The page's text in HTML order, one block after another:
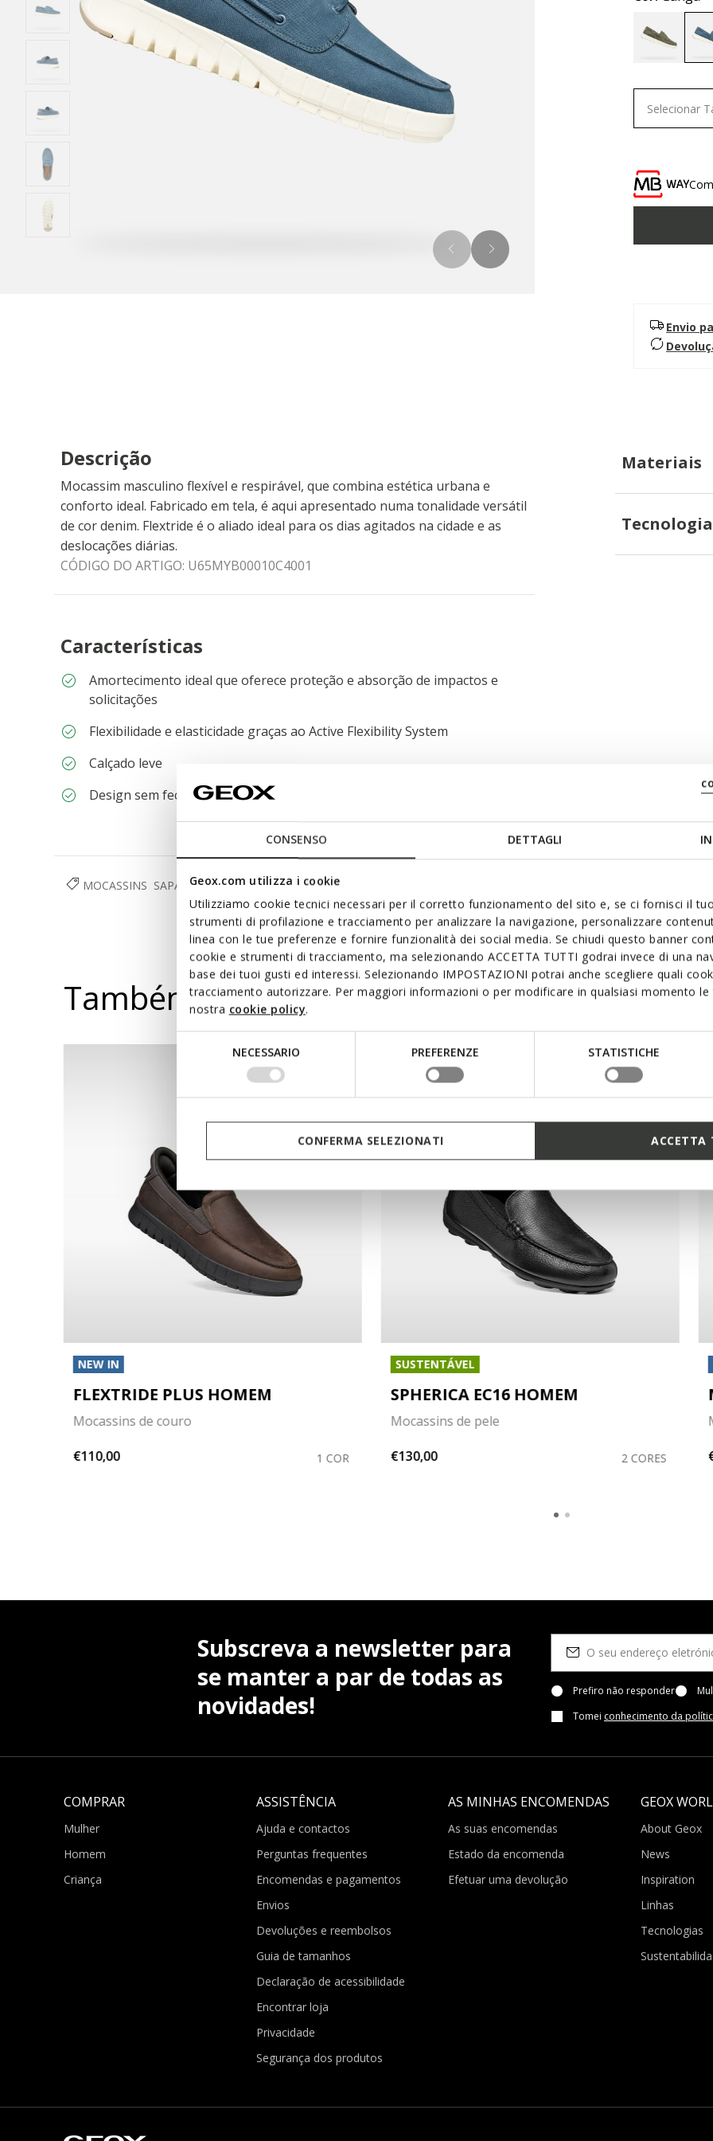
CONSENSO DETTAGLI
Geox.com utilizza i cookie
Utilizziamo cookie tecnici necessari per il corretto funzionamento del sito e, se ci fornisci il
strumenti di profilazione e tracciamento per analizzare la navigazione, personalizzare
linea con le tue preferenze e fornire funzionalità dei social media. Se chiudi questo banner
cookie e strumenti di tracciamento, ma selezionando ACCETTA TUTTI godrai invece di una
base dei tuoi gusti ed interessi. Selezionando IMPOSTAZIONI potrai anche scegliere quali
tracciamento autorizzare. Per maggiori informazioni o per modificare in qualsiasi momento
nostra cookie policy.
NECESSARIO PREFERENZE STATISTICHE
CONFERMA SELEZIONATI ACCETTA
Selecionar
Envio
Descrição
Mocassim masculino flexível e respirável, que combina estética urbana e
conforto ideal. Fabricado em tela, é aqui apresentado numa tonalidade versátil
de cor denim. Flextride é o aliado ideal para os dias agitados na cidade e as
deslocações diárias.
CÓDIGO DO ARTIGO: U65MYB00010C4001
Características
Amortecimento ideal que oferece proteção e absorção de impactos e
solicitações
Flexibilidade e elasticidade graças ao Active Flexibility System
Calçado leve
Design sem fecho, para calçar mais rapidamente; Palmilha extraível
Materiais
MOCASSINS SAPATOS HOMEM
Também poderá gostar de
NEW IN
FLEXTRIDE PLUS HOMEM
Mocassins de couro
€110,00
1 COR
SUSTENTÁVEL
SPHERICA EC16 HOMEM
Mocassins de pele
€130,00
2 CORES
Subscreva a newsletter para
se manter a par de todas as
novidades!
Prefiro não responder
Tomei conhecimento da
COMPRAR
Mulher
Homem
Criança
ASSISTÊNCIA
Ajuda e contactos
Perguntas frequentes
Encomendas e pagamentos
Envios
Devoluções e reembolsos
Guia de tamanhos
Declaração de acessibilidade
Encontrar loja
Privacidade
Segurança dos produtos
AS MINHAS ENCOMENDAS
As suas encomendas
Estado da encomenda
Efetuar uma devolução
GEOX
About Geox
News
Inspiration
Linhas
Tecnologias